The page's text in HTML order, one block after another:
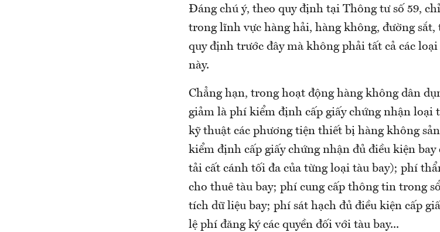
Đáng chú ý, theo quy định tại Thông tư số 59,
trong lĩnh vực hàng hải, hàng không, đường
quy định trước đây mà không phải tất cả các
này.
Chẳng hạn, trong hoạt động hàng không dân
giảm là phí kiểm định cấp giấy chứng nhận loại
kỹ thuật các phương tiện thiết bị hàng không
kiểm định cấp giấy chứng nhận đủ điều kiện
tải cất cánh tối đa của từng loại tàu bay); phí
cho thuê tàu bay; phí cung cấp thông tin trong
tích dữ liệu bay; phí sát hạch đủ điều kiện cấp
lệ phí đăng ký các quyền đối với tàu bay...